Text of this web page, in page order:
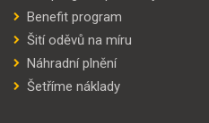
Benefit program
Šití oděvů na míru
Náhradní plnění
Šetříme náklady